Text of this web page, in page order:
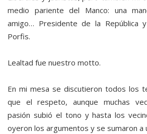
medio pariente del Manco: una
amigo… Presidente de la República
Porfis.
Lealtad fue nuestro motto.
En mi mesa se discutieron todos los
que el respeto, aunque muchas
pasión subió el tono y hasta los
oyeron los argumentos y se sumaron a